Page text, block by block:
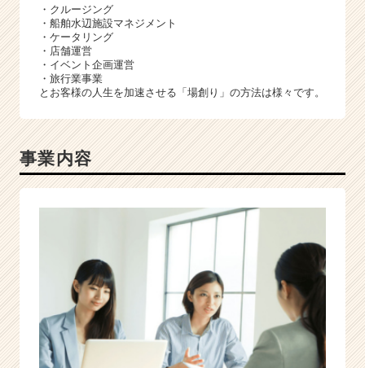
リ
（C
e
r
・クルージング
・船舶水辺施設マネジメント
・ケータリング
・店舗運営
・イベント企画運営
・旅行業事業
とお客様の人生を加速させる「場創り」の方法は様々です。
事業内容